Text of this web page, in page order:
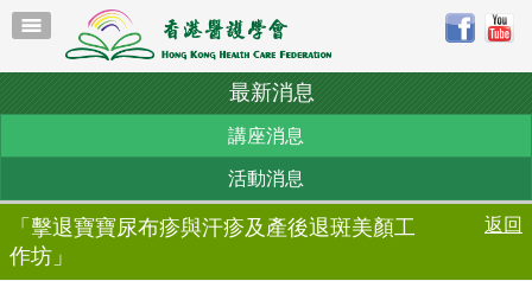
最新消息
講座消息
活動消息
「擊退寶寶尿布疹與汗疹及產後退斑美顏工
作坊」
返回